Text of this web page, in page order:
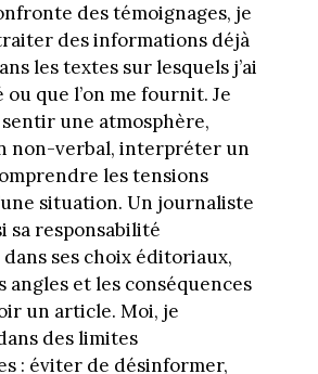
des témoignages, je
des informations déjà
les textes sur lesquels j’ai
que l’on me fournit. Je
sentir une atmosphère,
non-verbal, interpréter un
les tensions
situation. Un journaliste
sa responsabilité
ses choix éditoriaux,
angles et les conséquences
un article. Moi, je
des limites
: éviter de désinformer,